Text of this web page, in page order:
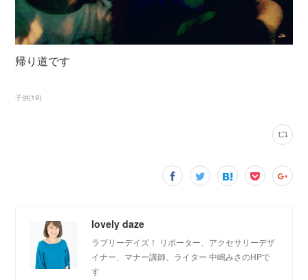
帰り道です
子供(19)
lovely daze
ラブリーデイズ！ リポーター、アクセサリーデザ
イナー、マナー講師、ライター 中嶋みさのHPで
す